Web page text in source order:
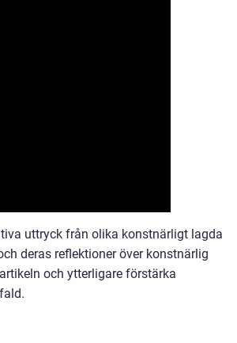
uttryck från olika konstnärligt lagda
deras reflektioner över konstnärlig
och ytterligare förstärka